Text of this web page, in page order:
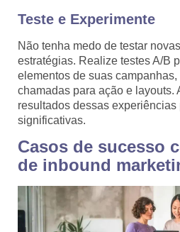
Teste e Experimente
Não tenha medo de testar
estratégias. Realize testes A/B
elementos de suas
chamadas para ação e layouts.
resultados dessas
significativas.
Casos de sucesso
de inbound